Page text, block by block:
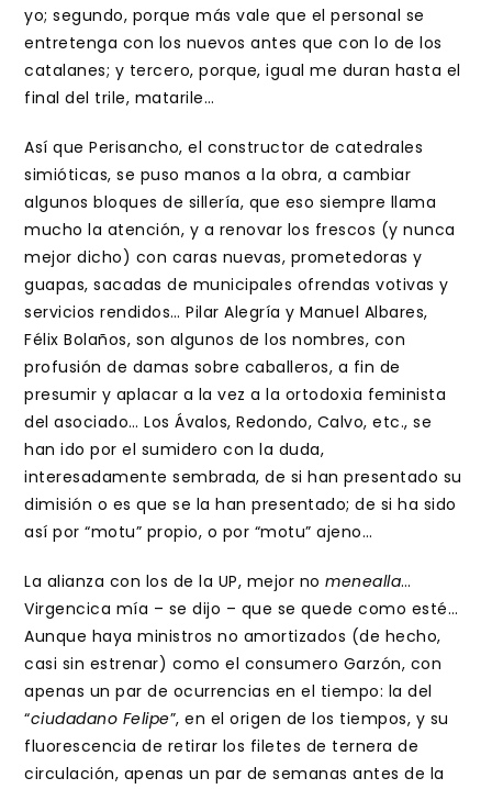
yo; segundo, porque más vale que el personal se
entretenga con los nuevos antes que con lo de los
catalanes; y tercero, porque, igual me duran hasta el
final del trile, matarile…
Así que Perisancho, el constructor de catedrales
simióticas, se puso manos a la obra, a cambiar
algunos bloques de sillería, que eso siempre llama
mucho la atención, y a renovar los frescos (y nunca
mejor dicho) con caras nuevas, prometedoras y
guapas, sacadas de municipales ofrendas votivas y
servicios rendidos… Pilar Alegría y Manuel Albares,
Félix Bolaños, son algunos de los nombres, con
profusión de damas sobre caballeros, a fin de
presumir y aplacar a la vez a la ortodoxia feminista
del asociado… Los Ávalos, Redondo, Calvo, etc., se
han ido por el sumidero con la duda,
interesadamente sembrada, de si han presentado su
dimisión o es que se la han presentado; de si ha sido
así por “motu” propio, o por “motu” ajeno…
La alianza con los de la UP, mejor nomenealla…
Virgencica mía – se dijo – que se quede como esté…
Aunque haya ministros no amortizados (de hecho,
casi sin estrenar) como el consumero Garzón, con
apenas un par de ocurrencias en el tiempo: la del
“ciudadano Felipe”, en el origen de los tiempos, y su
fluorescencia de retirar los filetes de ternera de
circulación, apenas un par de semanas antes de la